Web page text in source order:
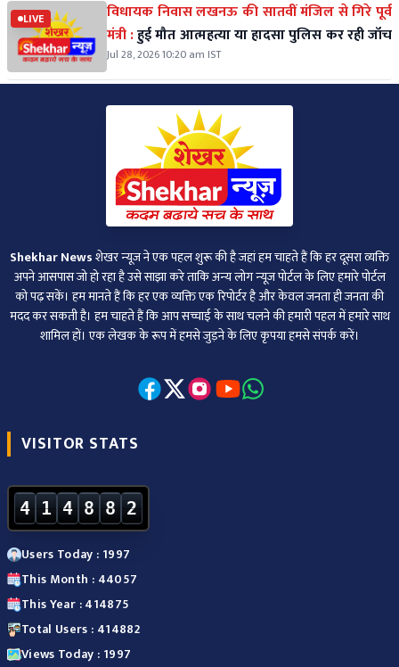
LIVE
विधायक निवास लखनऊ की सातवीं मंजिल से गिरे पूर्व
मंत्री :हुई मौत आत्महत्या या हादसा पुलिस कर रही जॉच
Jul 28, 2026 10:20 am IST
Shekhar Newsशेखर न्‍यूज ने एक पहल शुरू की है जहां हम चाहते हैं कि हर दूसरा व्‍यक्ति
अपने आसपास जो हो रहा है उसे साझा करे ताकि अन्‍य लोग न्‍यूज पोर्टल के लिए हमारे पोर्टल
को पढ़ सकें। हम मानते हैं कि हर एक व्यक्ति एक रिपोर्टर है और केवल जनता ही जनता की
मदद कर सकती है। हम चाहते हैं कि आप सच्चाई के साथ चलने की हमारी पहल में हमारे साथ
शामिल हों। एक लेखक के रूप में हमसे जुड़ने के लिए कृपया हमसे संपर्क करें।
VISITOR STATS
4 1 4 8 8 2
Users Today : 1997
This Month : 44057
This Year : 414875
Total Users : 414882
Views Today : 1997